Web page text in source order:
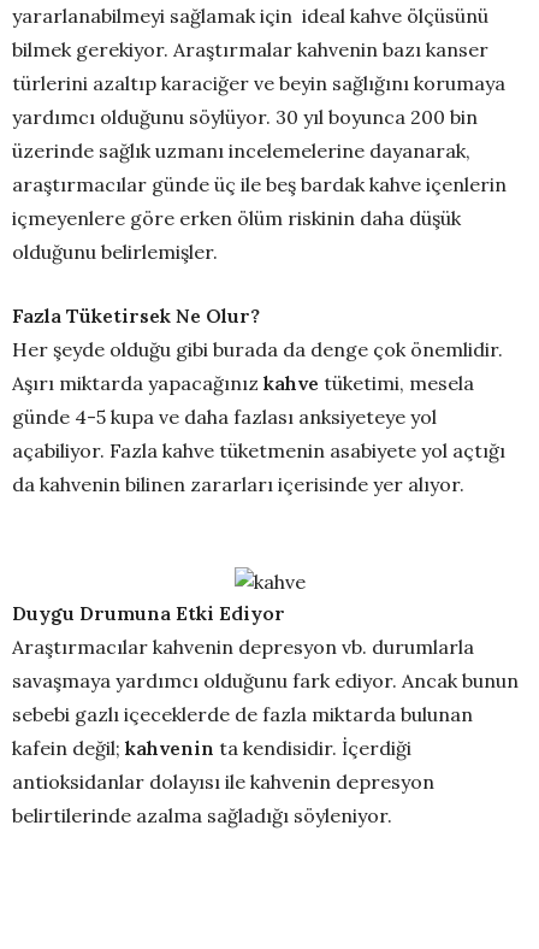
yararlanabilmeyi sağlamak için ideal kahve ölçüsünü
bilmek gerekiyor. Araştırmalar kahvenin bazı kanser
türlerini azaltıp karaciğer ve beyin sağlığını korumaya
yardımcı olduğunu söylüyor. 30 yıl boyunca 200 bin
üzerinde sağlık uzmanı incelemelerine dayanarak,
araştırmacılar günde üç ile beş bardak kahve içenlerin
içmeyenlere göre erken ölüm riskinin daha düşük
olduğunu belirlemişler.
Fazla Tüketirsek Ne Olur?
Her şeyde olduğu gibi burada da denge çok önemlidir.
Aşırı miktarda yapacağınız kahve tüketimi, mesela
günde 4-5 kupa ve daha fazlası anksiyeteye yol
açabiliyor. Fazla kahve tüketmenin asabiyete yol açtığı
da kahvenin bilinen zararları içerisinde yer alıyor.
Duygu Drumuna Etki Ediyor
Araştırmacılar kahvenin depresyon vb. durumlarla
savaşmaya yardımcı olduğunu fark ediyor. Ancak bunun
sebebi gazlı içeceklerde de fazla miktarda bulunan
kafein değil; kahvenin ta kendisidir. İçerdiği
antioksidanlar dolayısı ile kahvenin depresyon
belirtilerinde azalma sağladığı söyleniyor.